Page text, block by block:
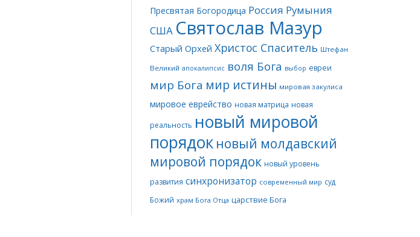
Пресвятая Богородица Россия Румыния
США Святослав Мазур
Старый Орхей Христос Спаситель Штефан
Великий апокалипсис воля Бога выбор евреи
мир Бога мир истины мировая закулиса
мировое еврейство новая матрица новая
реальность новый мировой
порядок новый молдавский
мировой порядок новый уровень
развития синхронизатор современный мир суд
Божий храм Бога Отца царствие Бога